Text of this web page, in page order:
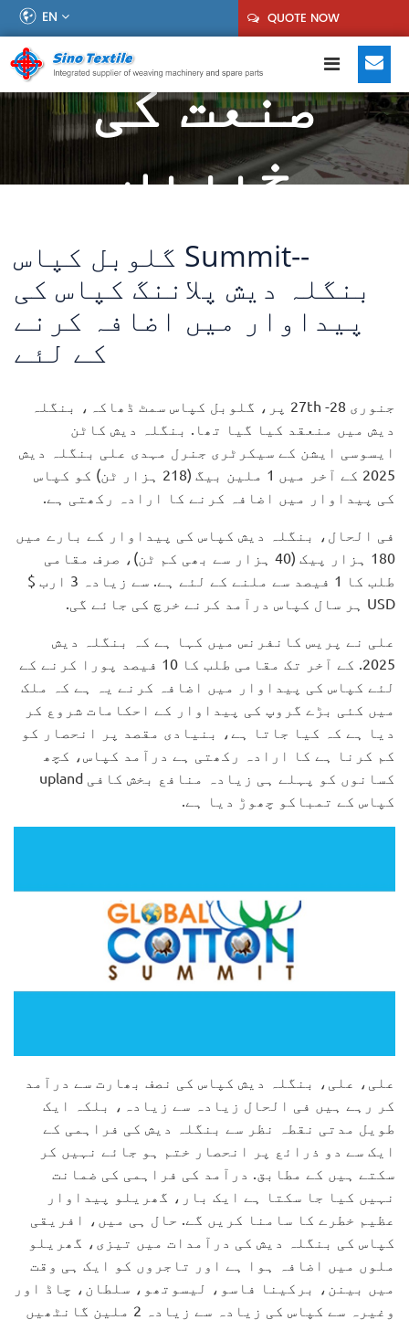
EN QUOTE NOW
صنعت کی
خبریں
گلوبل کپاس Summit--
بنگلہ دیش پلاننگ کپاس کی
پیداوار میں اضافہ کرنے
کے لئے
جنوری 27th -28 پر، گلوبل کپاس سمٹ ڈھاکہ، بنگلہ
دیش میں منعقد کیا گیا تھا. بنگلہ دیش کاٹن
ایسوسی ایشن کے سیکرٹری جنرل مہدی علی بنگلہ دیش
2025 کے آخر میں 1 ملین بیگ (218 ہزار ٹن) کو کپاس
کی پیداوار میں اضافہ کرنے کا ارادہ رکھتی ہے.
فی الحال، بنگلہ دیش کپاس کی پیداوار کے بارے میں
180 ہزار پیک (40 ہزار سے بھی کم ٹن)، صرف مقامی
طلب کا 1 فیصد سے ملنے کے لئے ہے. سے زیادہ 3 ارب $
USD ہر سال کپاس درآمد کرنے خرچ کی جائے گی.
علی نے پریس کانفرنس میں کہا ہے کہ بنگلہ دیش
2025. کے آخر تک مقامی طلب کا 10 فیصد پورا کرنے کے
لئے کپاس کی پیداوار میں اضافہ کرنے یہ ہے کہ ملک
میں کئی بڑے گروپ کی پیداوار کے احکامات شروع کر
دیا ہے کہ کیا جاتا ہے، بنیادی مقصد پر انحصار کو
کم کرنا ہے کا ارادہ رکھتی ہے درآمد کپاس، کچھ
کسانوں کو پہلے ہی زیادہ منافع بخش کافی upland
کپاس کے تمباکو چھوڑ دیا ہے.
علی، علی، بنگلہ دیش کپاس کی نصف بھارت سے درآمد
کر رہے ہیں فی الحال زیادہ سے زیادہ، بلکہ ایک
طویل مدتی نقطہ نظر سے بنگلہ دیش کی فراہمی کے
ایک سے دو ذرائع پر انحصار ختم ہو جائے نہیں کر
سکتے ہیں کے مطابق. درآمد کی فراہمی کی ضمانت
نہیں کیا جا سکتا ہے ایک بار، گھریلو پیداوار
عظیم خطرے کا سامنا کریں گے. حال ہی میں، افریقی
کپاس کی بنگلہ دیش کی درآمدات میں تیزی، گھریلو
ملوں میں اضافہ ہوا ہے اور تاجروں کو ایک ہی وقت
میں بینن، برکینا فاسو، لیسوتھو، سلطان، چاڈ اور
وغیرہ سے کپاس کی زیادہ سے زیادہ 2 ملین گانٹھیں